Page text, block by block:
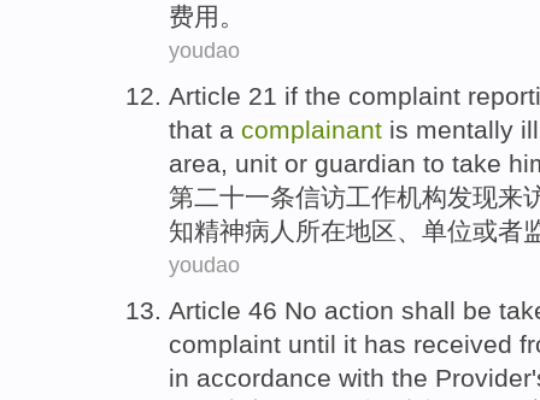
费用 。
youdao
Article 21 if the complaint
that a complainant is mentally ill
area, unit or guardian to take
第二十一条信访工作机构发现来
知精神病人所在地区、 单位或者
youdao
Article 46 No action shall be
complaint until it has received
in accordance with the Provider